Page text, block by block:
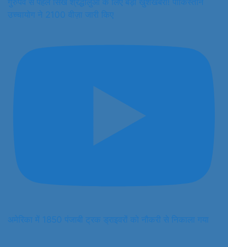
गुरुपर्व से पहले सिख श्रद्धालुओं के लिए बड़ी खुशखबरी! पाकिस्तान
उच्चायोग ने 2100 वीज़ा जारी किए
अमेरिका में 1850 पंजाबी ट्रक ड्राइवरों को नौकरी से निकाला गया